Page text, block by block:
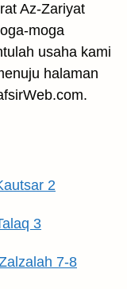
Az-Zariyat
moga
usaha kami
halaman
2
3
7-8